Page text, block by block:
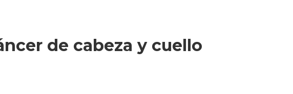
de cabeza y cuello